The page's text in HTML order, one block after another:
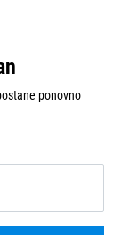
ponovno